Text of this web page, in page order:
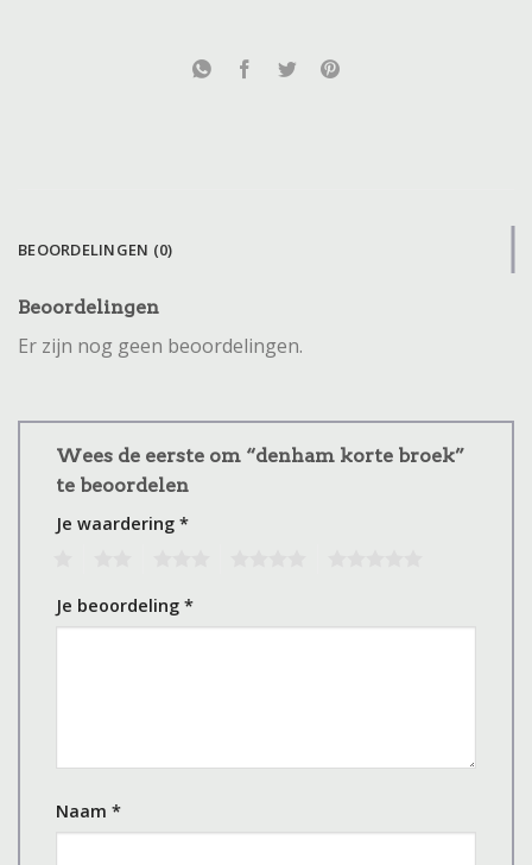
BEOORDELINGEN (0)
Beoordelingen
Er zijn nog geen beoordelingen.
Wees de eerste om “denham korte broek”
te beoordelen
Je waardering *
Je beoordeling *
Naam *